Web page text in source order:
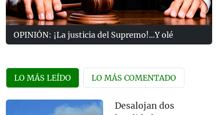
OPINIÓN: ¡La justicia del Supremo!...Y olé
LO MÁS LEÍDO LO MÁS COMENTADO
Desalojan dos